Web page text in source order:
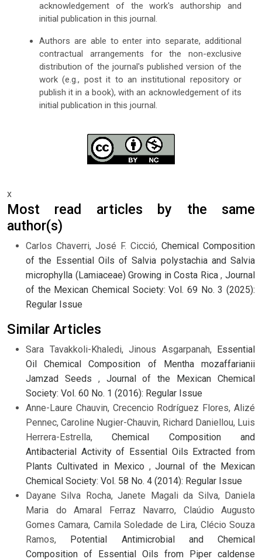
acknowledgement of the work's authorship and
initial publication in this journal.
Authors are able to enter into separate, additional
contractual arrangements for the non-exclusive
distribution of the journal's published version of the
work (e.g., post it to an institutional repository or
publish it in a book), with an acknowledgement of its
initial publication in this journal.
x
Most read articles by the same
author(s)
Carlos Chaverri, José F. Cicció, Chemical Composition
of the Essential Oils of Salvia polystachia and Salvia
microphylla (Lamiaceae) Growing in Costa Rica,Journal
of the Mexican Chemical Society: Vol. 69 No. 3 (2025):
Regular Issue
Similar Articles
Sara Tavakkoli-Khaledi, Jinous Asgarpanah, Essential
Oil Chemical Composition of Mentha mozaffarianii
Jamzad Seeds , Journal of the Mexican Chemical
Society: Vol. 60 No. 1 (2016): Regular Issue
Anne-Laure Chauvin, Crecencio Rodríguez Flores, Alizé
Pennec, Caroline Nugier-Chauvin, Richard Daniellou, Luis
Herrera-Estrella,Chemical Composition and
Antibacterial Activity of Essential Oils Extracted from
Plants Cultivated in Mexico ,Journal of the Mexican
Chemical Society: Vol. 58 No. 4 (2014): Regular Issue
Dayane Silva Rocha, Janete Magali da Silva, Daniela
Maria do Amaral Ferraz Navarro, Claúdio Augusto
Gomes Camara, Camila Soledade de Lira, Clécio Souza
Ramos, Potential Antimicrobial and Chemical
Composition of Essential Oils from Piper caldense